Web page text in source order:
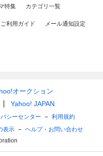
特集 カテゴリ一覧
利用ガイド メール通知設定
オークション
Yahoo! JAPAN
シーセンター
利用規約
表示
ヘルプ・お問い合わせ